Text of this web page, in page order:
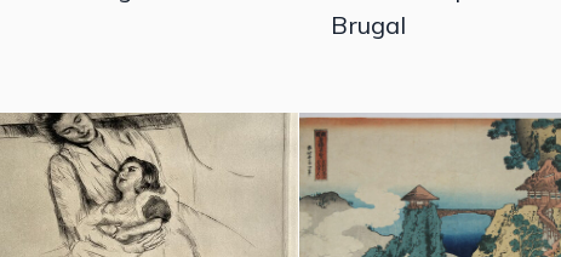
Brugal